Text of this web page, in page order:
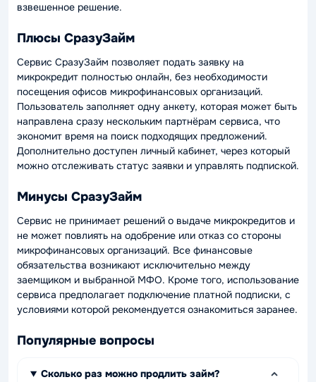
взвешенное решение.
Плюсы СразуЗайм
Сервис СразуЗайм позволяет подать заявку на
микрокредит полностью онлайн, без необходимости
посещения офисов микрофинансовых организаций.
Пользователь заполняет одну анкету, которая может быть
направлена сразу нескольким партнёрам сервиса, что
экономит время на поиск подходящих предложений.
Дополнительно доступен личный кабинет, через который
можно отслеживать статус заявки и управлять подпиской.
Минусы СразуЗайм
Сервис не принимает решений о выдаче микрокредитов и
не может повлиять на одобрение или отказ со стороны
микрофинансовых организаций. Все финансовые
обязательства возникают исключительно между
заемщиком и выбранной МФО. Кроме того, использование
сервиса предполагает подключение платной подписки, с
условиями которой рекомендуется ознакомиться заранее.
Популярные вопросы
Сколько раз можно продлить займ?